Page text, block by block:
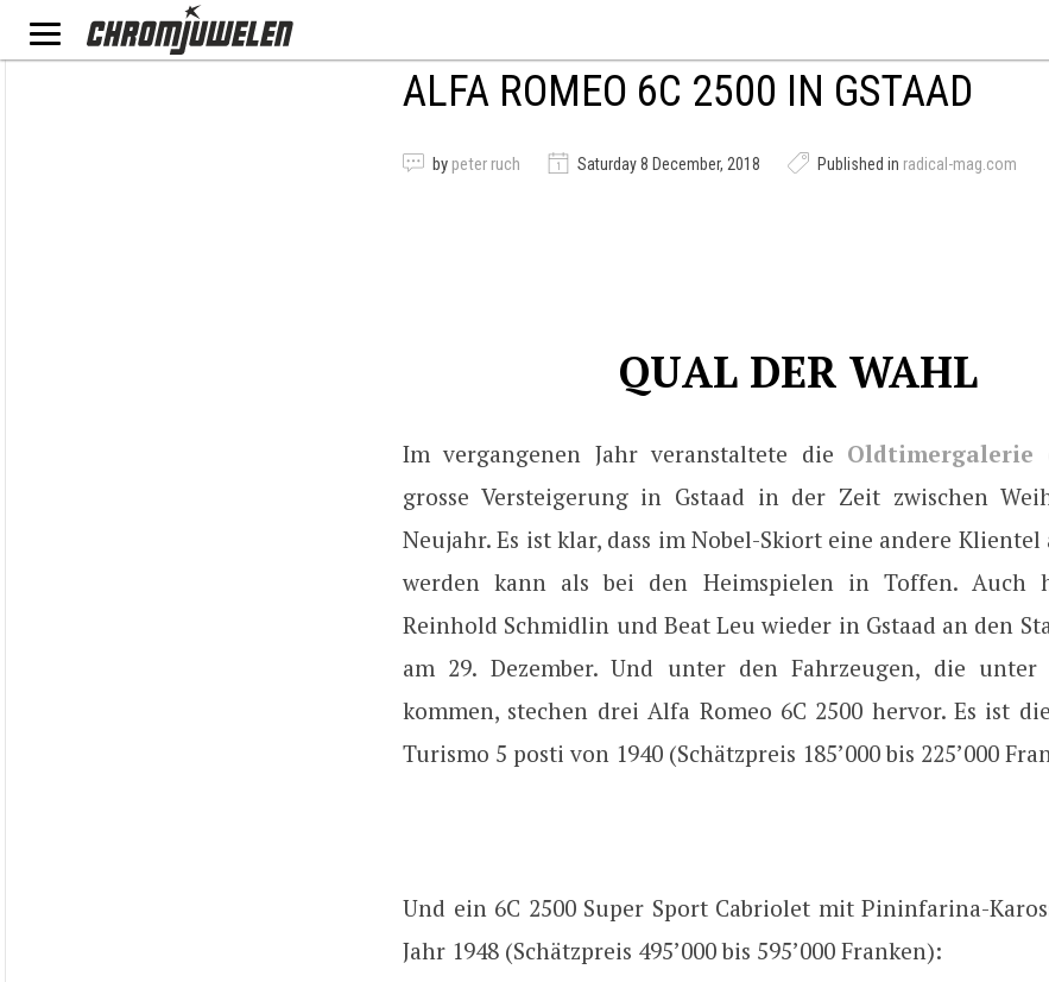
ALFA ROMEO 6C 2500 IN GSTAAD
by peter ruch Saturday 8 December, 2018 Published in radical-mag.com
QUAL DER WAHL
Im vergangenen Jahr veranstaltete die Oldtimergalerie
grosse Versteigerung in Gstaad in der Zeit zwischen
Neujahr. Es ist klar, dass im Nobel-Skiort eine andere Klientel
werden kann als bei den Heimspielen in Toffen. Auch
Reinhold Schmidlin und Beat Leu wieder in Gstaad an den
am 29. Dezember. Und unter den Fahrzeugen, die unter
kommen, stechen drei Alfa Romeo 6C 2500 hervor. Es ist
Turismo 5 posti von 1940 (Schätzpreis 185’000 bis 225’000
Und ein 6C 2500 Super Sport Cabriolet mit Pininfarina-
Jahr 1948 (Schätzpreis 495’000 bis 595’000 Franken):